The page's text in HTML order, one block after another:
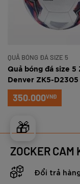
🎁
QUẢ BÓNG ĐÁ SIZE 5
Quả bóng đá size 5
Denver ZK5-D2305
350.000VNĐ
ZOCKER CAM
Đổi trả